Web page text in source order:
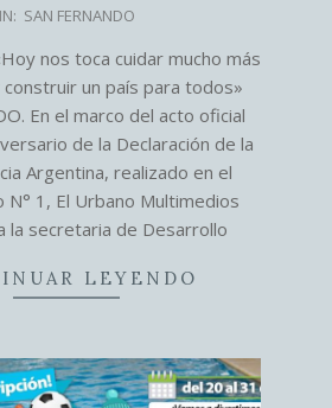
IN: SAN FERNANDO
nos toca cuidar mucho más
un país para todos»
En el marco del acto oficial
de la Declaración de la
Argentina, realizado en el
1, El Urbano Multimedios
la secretaria de Desarrollo
LEYENDO